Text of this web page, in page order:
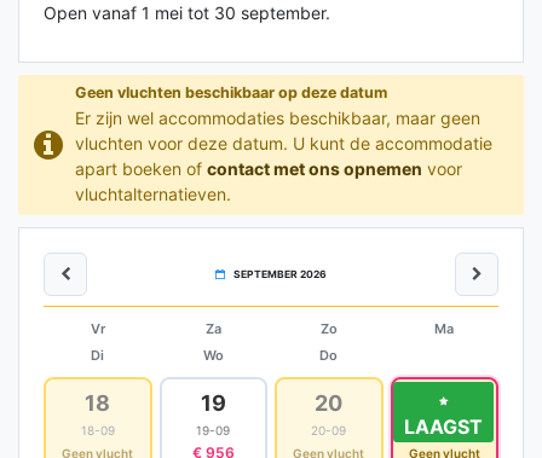
Open vanaf 1 mei tot 30 september.
Geen vluchten beschikbaar op deze datum
Er zijn wel accommodaties beschikbaar, maar geen
vluchten voor deze datum. U kunt de accommodatie
apart boeken of contact met ons opnemen voor
vluchtalternatieven.
SEPTEMBER 2026
Vr Za Zo
Ma
Di
Wo Do
18
18-09
Geen vlucht
19
19-09
€ 956
20
20-09
Geen vlucht
LAAGST
21
21-09
Geen vlucht